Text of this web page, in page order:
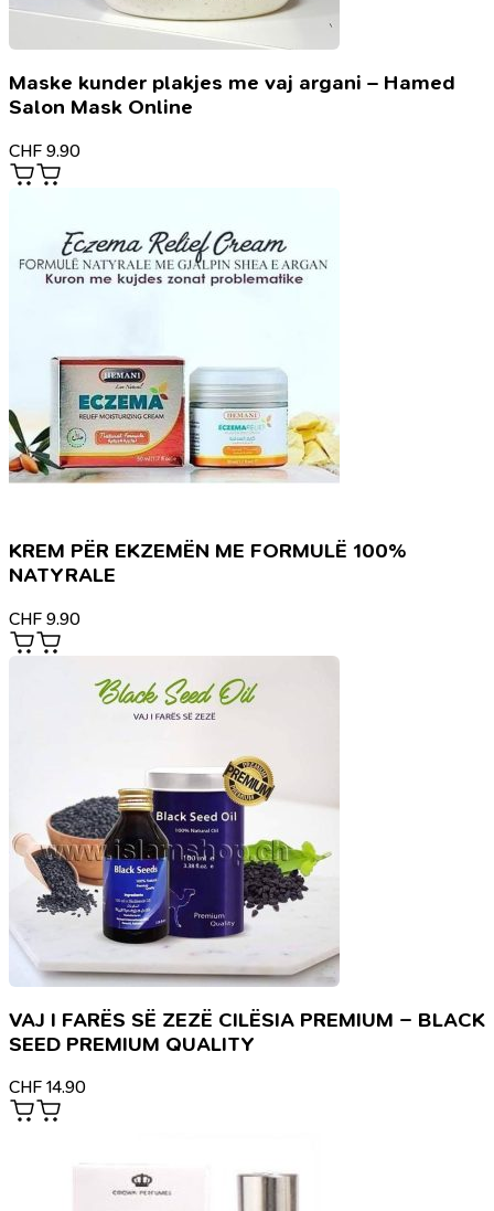
Maske kunder plakjes me vaj argani – Hamed
Salon Mask Online
CHF 9.90
KREM PËR EKZEMËN ME FORMULË 100%
NATYRALE
CHF 9.90
VAJ I FARËS SË ZEZË CILËSIA PREMIUM – BLACK
SEED PREMIUM QUALITY
CHF 14.90